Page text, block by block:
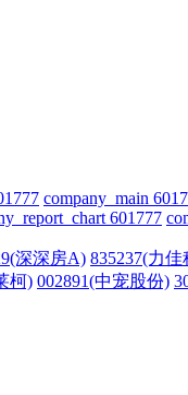
company_main
601777
深深房A) 835237(力佳
柯) 002891(中宠股份)